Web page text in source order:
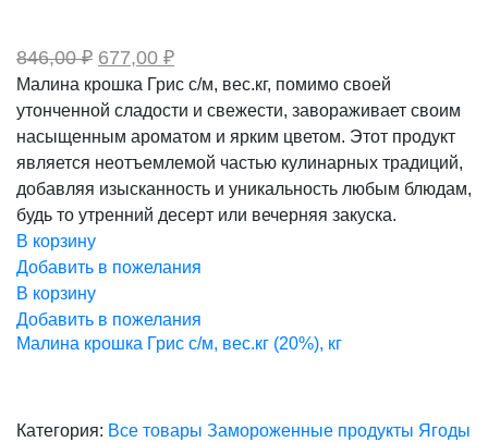
846,00₽ Первоначальная
составляла
846,00 ₽.
677,00 ₽Текущая
цена:
677,00 ₽.
Малина крошка Грис с/м, вес.кг, помимо своей
утонченной сладости и свежести, завораживает своим
насыщенным ароматом и ярким цветом. Этот продукт
является неотъемлемой частью кулинарных традиций,
добавляя изысканность и уникальность любым блюдам,
будь то утренний десерт или вечерняя закуска.
В корзину
Добавить в пожелания
В корзину
Добавить в пожелания
Малина крошка Грис с/м, вес.кг (20%), кг
Категория: Все товары Замороженные продукты Ягоды